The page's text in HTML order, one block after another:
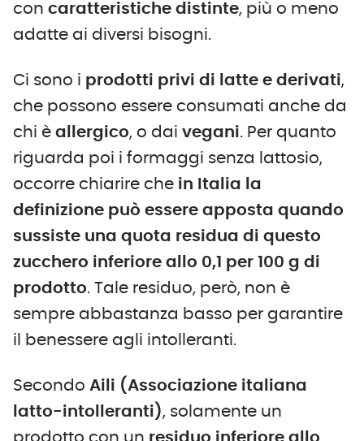
con caratteristiche distinte, più o meno
adatte ai diversi bisogni.
Ci sono i prodotti privi di latte e derivati,
che possono essere consumati anche da
chi è allergico, o dai vegani. Per quanto
riguarda poi i formaggi senza lattosio,
occorre chiarire che in Italia la
definizione può essere apposta quando
sussiste una quota residua di questo
zucchero inferiore allo 0,1 per 100 g di
prodotto. Tale residuo, però, non è
sempre abbastanza basso per garantire
il benessere agli intolleranti.
Secondo Aili (Associazione italiana
latto-intolleranti), solamente un